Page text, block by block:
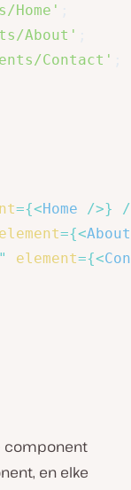
Home'
About'
Contact'
={<Home />}
element={<About
" element={<
component
en elke